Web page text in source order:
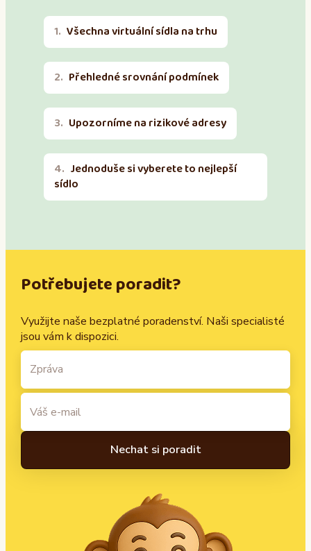
Všechna virtuální sídla na trhu
Přehledné srovnání podmínek
Upozorníme na rizikové adresy
Jednoduše si vyberete to nejlepší
sídlo
Potřebujete poradit?
Využijte naše bezplatné poradenství. Naši specialisté
jsou vám k dispozici.